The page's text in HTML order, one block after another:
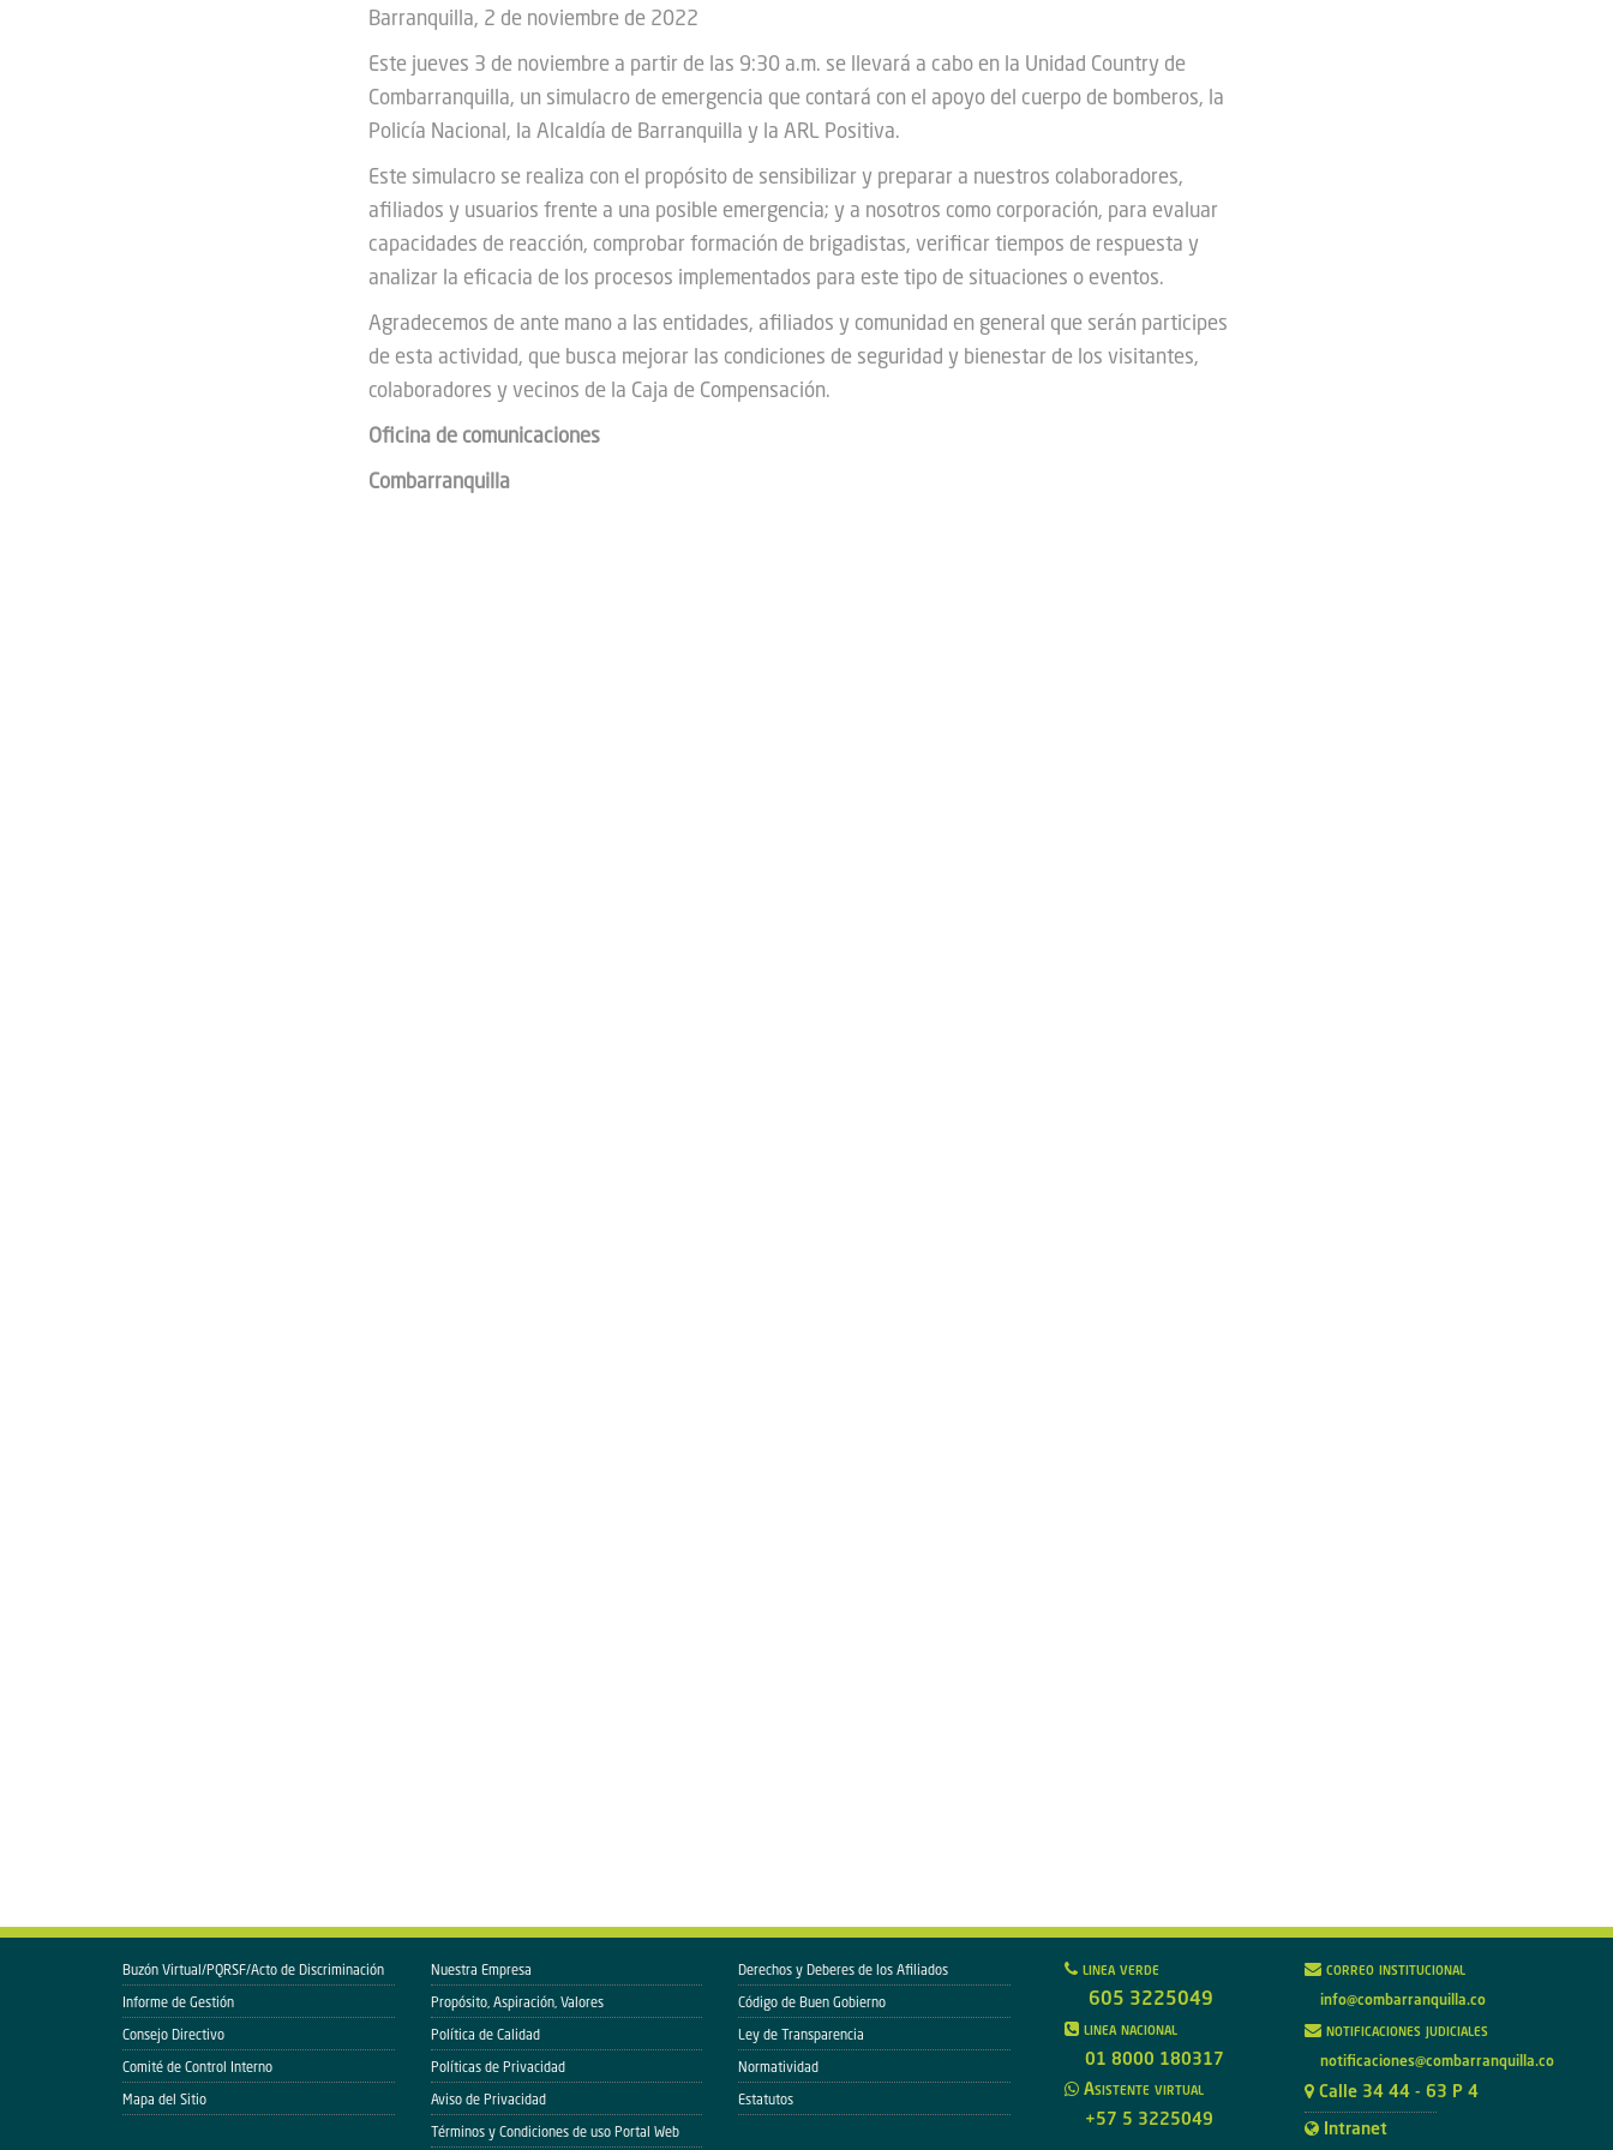
Barranquilla, 2 de noviembre de 2022
Este jueves 3 de noviembre a partir de las 9:30 a.m. se llevará a cabo en la Unidad Country de
Combarranquilla, un simulacro de emergencia que contará con el apoyo del cuerpo de bomberos, la
Policía Nacional, la Alcaldía de Barranquilla y la ARL Positiva.
Este simulacro se realiza con el propósito de sensibilizar y preparar a nuestros colaboradores,
afiliados y usuarios frente a una posible emergencia; y a nosotros como corporación, para evaluar
capacidades de reacción, comprobar formación de brigadistas, verificar tiempos de respuesta y
analizar la eficacia de los procesos implementados para este tipo de situaciones o eventos.
Agradecemos de ante mano a las entidades, afiliados y comunidad en general que serán participes
de esta actividad, que busca mejorar las condiciones de seguridad y bienestar de los visitantes,
colaboradores y vecinos de la Caja de Compensación.
Oficina de comunicaciones
Combarranquilla
Buzón Virtual/PQRSF/Acto de Discriminación
Informe de Gestión
Consejo Directivo
Comité de Control Interno
Mapa del Sitio
Nuestra Empresa
Propósito, Aspiración, Valores
Política de Calidad
Políticas de Privacidad
Aviso de Privacidad
Términos y Condiciones de uso Portal Web
Derechos y Deberes de los Afiliados
Código de Buen Gobierno
Ley de Transparencia
Normatividad
Estatutos
linea verde
605 3225049
linea nacional
01 8000 180317
Asistente virtual
+57 5 3225049
correo institucional
info@combarranquilla.co
notificaciones judiciales
notificaciones@combarranquilla.co
Calle 34 44 - 63 P 4
Intranet